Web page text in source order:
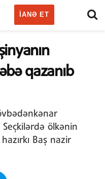
IANƏ ET
qazanıb
ölkənin
Baş nazir